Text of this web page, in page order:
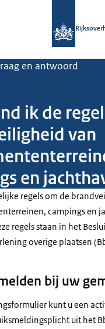
en antwoord
ik de
van
en
regels om de
campings en
regels staan in het
overige plaatsen
bij uw
kunt ueen
uit het